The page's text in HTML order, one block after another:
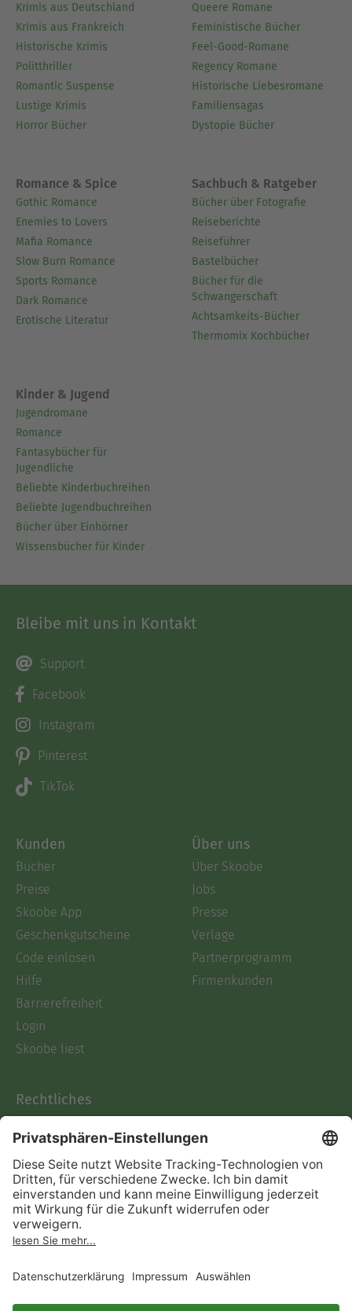
Krimis aus Deutschland
Krimis aus Frankreich
Historische Krimis
Politthriller
Romantic Suspense
Lustige Krimis
Horror Bücher
Queere Romane
Feministische Bücher
Feel-Good-Romane
Regency Romane
Historische Liebesromane
Familiensagas
Dystopie Bücher
Romance & Spice
Gothic Romance
Enemies to Lovers
Mafia Romance
Slow Burn Romance
Sports Romance
Dark Romance
Erotische Literatur
Sachbuch & Ratgeber
Bücher über Fotografie
Reiseberichte
Reiseführer
Bastelbücher
Bücher für die
Schwangerschaft
Achtsamkeits-Bücher
Thermomix Kochbücher
Kinder & Jugend
Jugendromane
Romance
Fantasybücher für
Jugendliche
Beliebte Kinderbuchreihen
Beliebte Jugendbuchreihen
Bücher über Einhörner
Wissensbücher für Kinder
Bleibe mit uns in Kontakt
Support
Facebook
Instagram
Pinterest
TikTok
Kunden
Bücher
Preise
Skoobe App
Geschenkgutscheine
Code einlösen
Hilfe
Barrierefreiheit
Login
Skoobe liest
Über uns
Über Skoobe
Jobs
Presse
Verlage
Partnerprogramm
Firmenkunden
Rechtliches
AGB
Informationen nach Data
Act
Verträge hier kündigen
Impressum